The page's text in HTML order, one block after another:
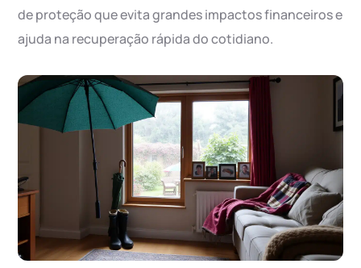
de proteção que evita grandes impactos financeiros e
ajuda na recuperação rápida do cotidiano.